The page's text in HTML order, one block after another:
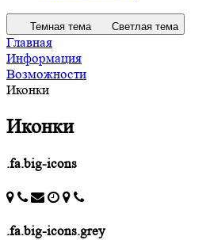
Темная тема Светлая тема
Главная
Информация
Возможности
Иконки
Иконки
.fa.big-icons
.fa.big-icons.grey